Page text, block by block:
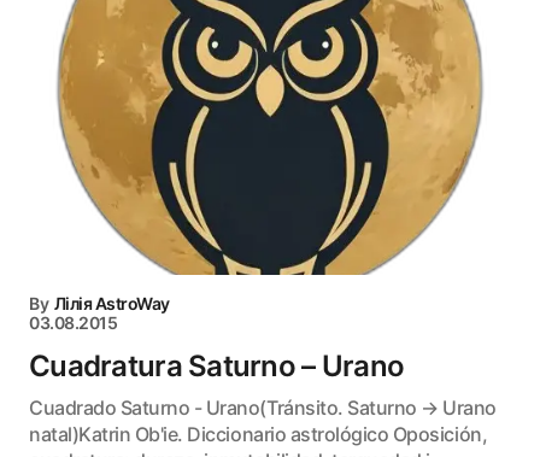
By Лілія AstroWay
03.08.2015
Cuadratura Saturno – Urano
Cuadrado Saturno - Urano(Tránsito. Saturno → Urano
natal)Katrin Ob'ie. Diccionario astrológico Oposición,